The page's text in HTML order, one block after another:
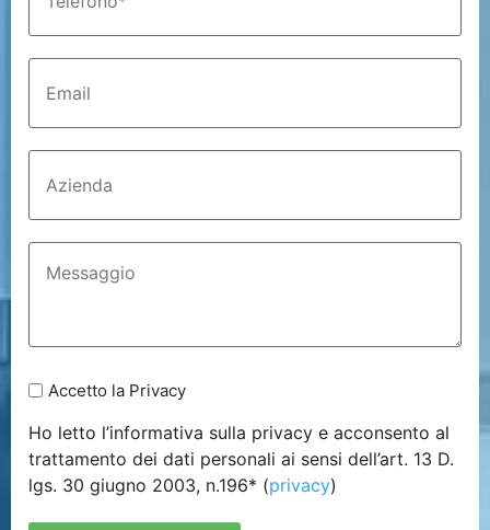
Accetto la Privacy
Ho letto l’informativa sulla privacy e acconsento al
trattamento dei dati personali ai sensi dell’art. 13 D.
lgs. 30 giugno 2003, n.196* (privacy)